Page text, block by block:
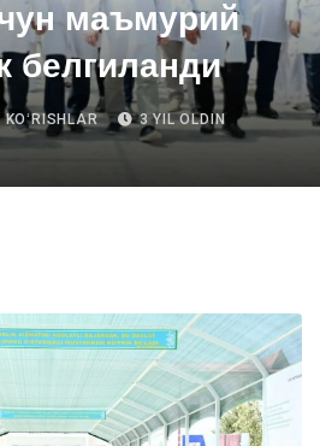
маъмурий
белгиланди
KOʻRISHLAR 3 YIL OLDIN